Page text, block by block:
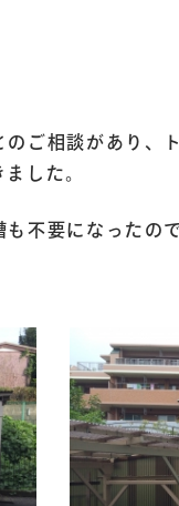
ご相談があり、
した。
不要になったの